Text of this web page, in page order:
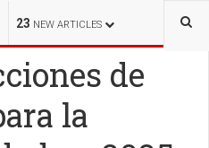
23 NEW ARTICLES
de
la